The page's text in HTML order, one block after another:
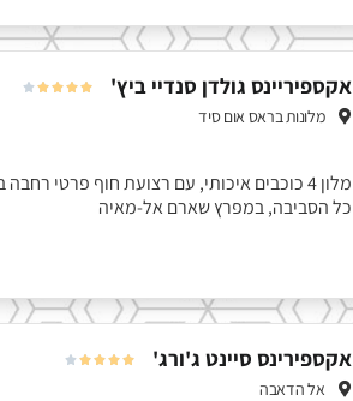
אקספיריינס גולדן סנדיי ביץ' 




מלונות בראס אום סיד
מלון 4 כוכבים איכותי, עם רצועת חוף פרטי
כל הסביבה, במפרץ שארם אל-מאיה
אקספירינס סיינט ג'ורג' 




אל הדאבה